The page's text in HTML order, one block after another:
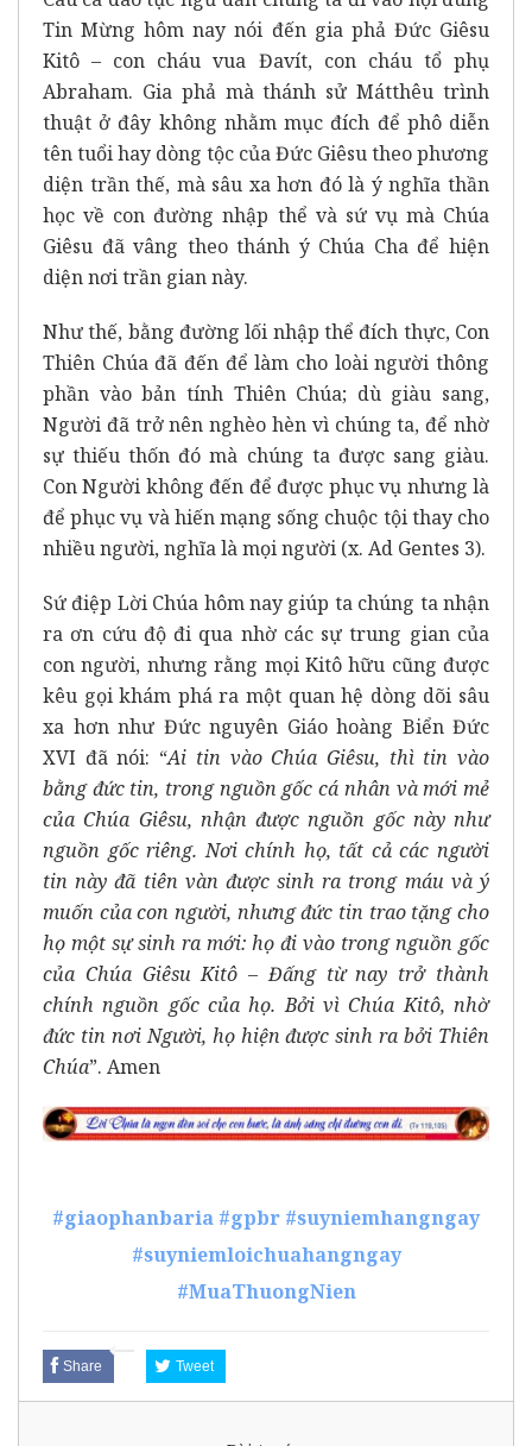
Tin Mừng hôm nay nói đến gia phả Đức Giêsu
Kitô – con cháu vua Đavít, con cháu tổ phụ
Abraham. Gia phả mà thánh sử Mátthêu trình
thuật ở đây không nhằm mục đích để phô diễn
tên tuổi hay dòng tộc của Đức Giêsu theo phương
diện trần thế, mà sâu xa hơn đó là ý nghĩa thần
học về con đường nhập thể và sứ vụ mà Chúa
Giêsu đã vâng theo thánh ý Chúa Cha để hiện
diện nơi trần gian này.
Như thế, bằng đường lối nhập thể đích thực, Con
Thiên Chúa đã đến để làm cho loài người thông
phần vào bản tính Thiên Chúa; dù giàu sang,
Người đã trở nên nghèo hèn vì chúng ta, để nhờ
sự thiếu thốn đó mà chúng ta được sang giàu.
Con Người không đến để được phục vụ nhưng là
để phục vụ và hiến mạng sống chuộc tội thay cho
nhiều người, nghĩa là mọi người (x. Ad Gentes 3).
Sứ điệp Lời Chúa hôm nay giúp ta chúng ta nhận
ra ơn cứu độ đi qua nhờ các sự trung gian của
con người, nhưng rằng mọi Kitô hữu cũng được
kêu gọi khám phá ra một quan hệ dòng dõi sâu
xa hơn như Đức nguyên Giáo hoàng Biển Đức
XVI đã nói: “Ai tin vào Chúa Giêsu, thì tin vào
bằng đức tin, trong nguồn gốc cá nhân và mới mẻ
của Chúa Giêsu, nhận được nguồn gốc này như
nguồn gốc riêng. Nơi chính họ, tất cả các người
tin này đã tiên vàn được sinh ra trong máu và ý
muốn của con người, nhưng đức tin trao tặng cho
họ một sự sinh ra mới: họ đi vào trong nguồn gốc
của Chúa Giêsu Kitô – Đấng từ nay trở thành
chính nguồn gốc của họ. Bởi vì Chúa Kitô, nhờ
đức tin nơi Người, họ hiện được sinh ra bởi Thiên
Chúa”. Amen
#giaophanbaria #gpbr #suyniemhangngay
#suyniemloichuahangngay
#MuaThuongNien
Share Tweet